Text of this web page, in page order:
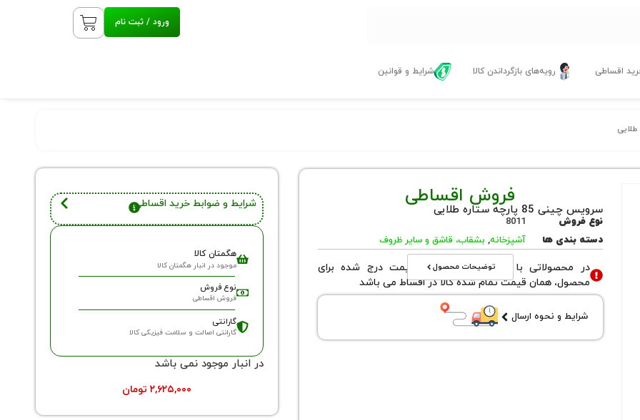
ورود / ثبت نام
اقساطی رویه‌های بازگرداندن کالا شرایط و قوانین
فروش اقساطی
سرویس چینی 85 پارچه ستاره طلایی
نوع فروش
8011
دسته بندی ها
آشپزخانه, بشقاب، قاشق و سایر ظروف
توضیحات محصول
در محصولاتی با نوع فروش اقساطی قیمت درج شده برای
محصول، همان قیمت تمام شده کالا در اقساط می باشد
شرایط و نحوه ارسال
شرایط و ضوابط خرید اقساطی
هگمتان کالا
موجود در انبار هگمتان کالا
نوع فروش
فروش اقساطی
گارانتی
گارانتی اصالت و سلامت فیزیکی کالا
در انبار موجود نمی باشد
۲,۶۲۵,۰۰۰ تومان